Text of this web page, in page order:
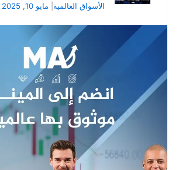
الأسواق العالمية مايو 10, 2025